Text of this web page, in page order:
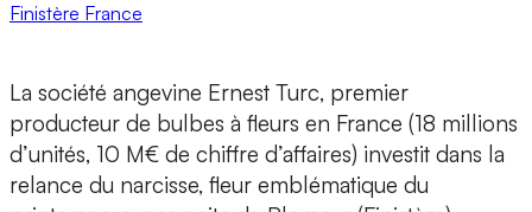
Finistère France
La société angevine Ernest Turc, premier
producteur de bulbes à fleurs en France (18 millions
d’unités, 10 M€ de chiffre d’affaires) investit dans la
relance du narcisse, fleur emblématique du